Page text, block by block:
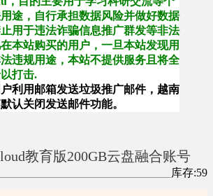
途，自行承担数据风险并做好数据
用于违法诈骗信息推广群发等非法
本站购买的用户，一旦本站发现用
违规用途，本站不提供服务且将全
打击.
利用邮箱发送垃圾推广邮件，越南
认关闭发送邮件功能。
教育版200GB云盘融合账号
库存:59